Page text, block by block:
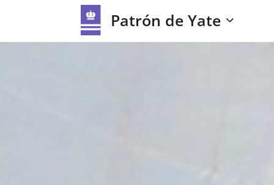
Patrón de Yate